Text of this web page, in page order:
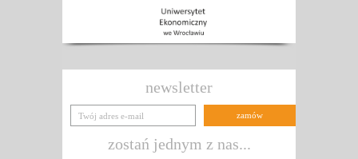
newsletter
zostań jednym z nas...